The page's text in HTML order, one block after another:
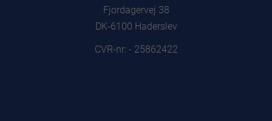
Fjordagervej 38
DK-6100 Haderslev
CVR-nr: - 25862422